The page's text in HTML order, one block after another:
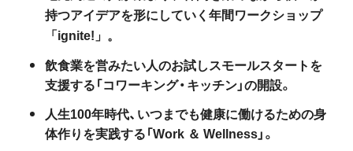
持つアイデアを形にしていく年間ワークショップ
「ignite!」。
飲食業を営みたい人のお試しスモールスタートを
支援する「コワーキング・キッチン」の開設。
人生100年時代、いつまでも健康に働けるための身
体作りを実践する「Work ＆ Wellness」。